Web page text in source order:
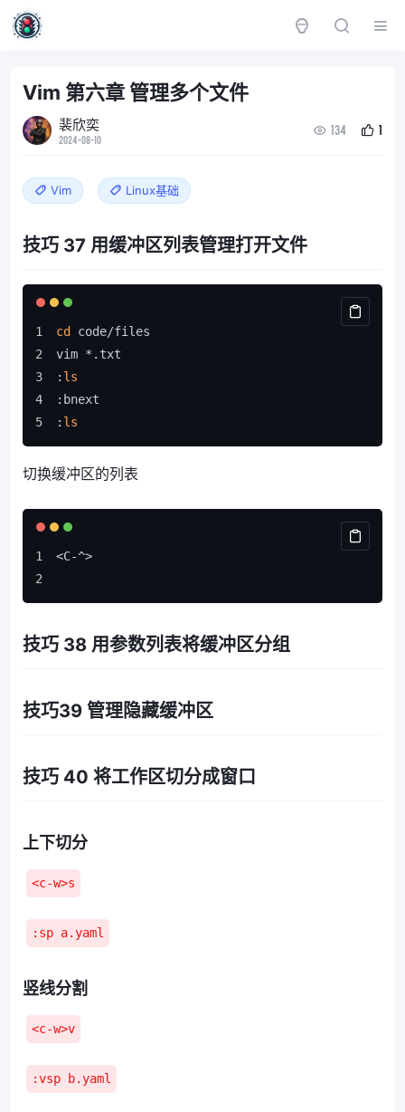
Vim 第六章 管理多个文件
裴欣奕
2024-08-10
134 1
Vim Linux基础
技巧 37 用缓冲区列表管理打开文件
cd
code/files
vim *.txt
: ls
:bnext
: ls
切换缓冲区的列表
<C-^>
技巧 38 用参数列表将缓冲区分组
技巧39 管理隐藏缓冲区
技巧 40 将工作区切分成窗口
上下切分
<c-w>s
:sp a.yaml
竖线分割
<c-w>v
:vsp b.yaml